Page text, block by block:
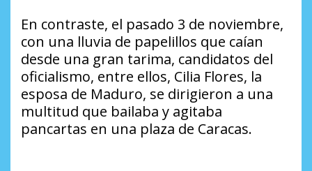
En contraste, el pasado 3 de noviembre,
con una lluvia de papelillos que caían
desde una gran tarima, candidatos del
oficialismo, entre ellos, Cilia Flores, la
esposa de Maduro, se dirigieron a una
multitud que bailaba y agitaba
pancartas en una plaza de Caracas.